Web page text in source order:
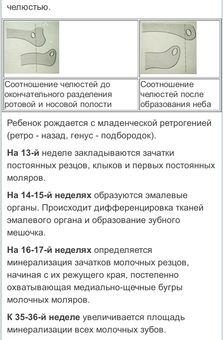
челюстью.
Соотношение челюстей до
окончательного разделения
ротовой и носовой полости
Соотношение
челюстей после
образования неба
Ребенок рождается с младенческой ретрогенией
(ретро - назад, генус - подбородок).
На 13-й неделе закладываются зачатки
постоянных резцов, клыков и первых постоянных
моляров.
На 14-15-й неделяхобразуются эмалевые
органы. Происходит дифференцировка тканей
эмалевого органа и образование зубного
мешочка.
На 16-17-й неделяхопределяется
минерализация зачатков молочных резцов,
начиная с их режущего края, постепенно
охватывающая меди­ально-щечные бугры
молочных моляров.
К 35-36-й неделеувеличивается площадь
минерализации всех мо­лочных зубов.